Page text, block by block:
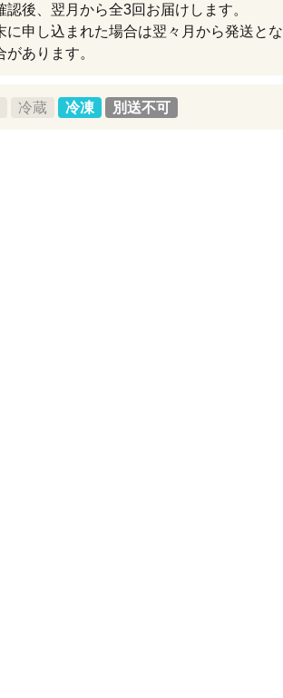
認後、翌月から全3回お届けします。
申し込まれた場合は翌々月から発送とな
があります。
冷蔵 冷凍 別送不可